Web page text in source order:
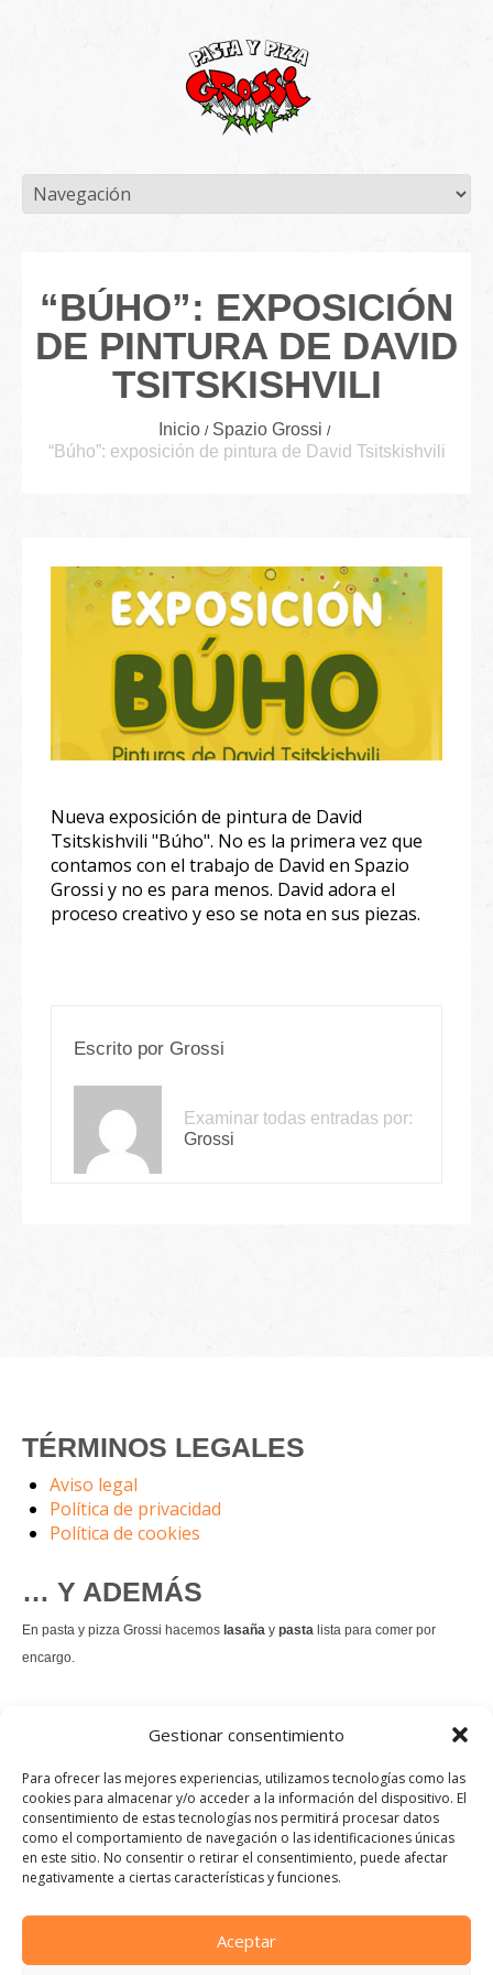
Gestionar consentimiento
Para ofrecer las mejores experiencias, utilizamos tecnologías como las
cookies para almacenar y/o acceder a la información del dispositivo. El
consentimiento de estas tecnologías nos permitirá procesar datos
como el comportamiento de navegación o las identificaciones únicas
en este sitio. No consentir o retirar el consentimiento, puede afectar
negativamente a ciertas características y funciones.
Aceptar
“BÚHO”: EXPOSICIÓN
DE PINTURA DE DAVID
TSITSKISHVILI
Inicio
Spazio Grossi
“Búho”: exposición de pintura de David Tsitskishvili
Nueva exposición de pintura de David
Tsitskishvili "Búho". No es la primera vez que
contamos con el trabajo de David en Spazio
Grossi y no es para menos. David adora el
proceso creativo y eso se nota en sus piezas.
Escrito por Grossi
Examinar todas entradas por:
Grossi
TÉRMINOS LEGALES
Aviso legal
Política de privacidad
Política de cookies
… Y ADEMÁS
En pasta y pizza Grossi hacemos lasaña y pasta lista para comer por
encargo.
es un permanente.
Pedir comida Just eat
Instagram
Facebook
TikTok
Dirección:
Calle Manuel Allende, 12, 48010 Bilbao, Vizcaya